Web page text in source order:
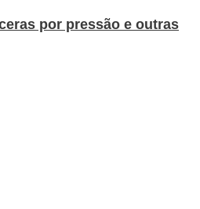
por pressão e outras